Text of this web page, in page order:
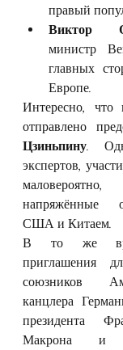
правый
Виктор
министр
главных
Европе.
Интересно, что
отправлено
Цзиньпину.
экспертов,
напряжённые
США и Китаем.
В то же
приглашения
союзников
канцлера
президента
Макрона и